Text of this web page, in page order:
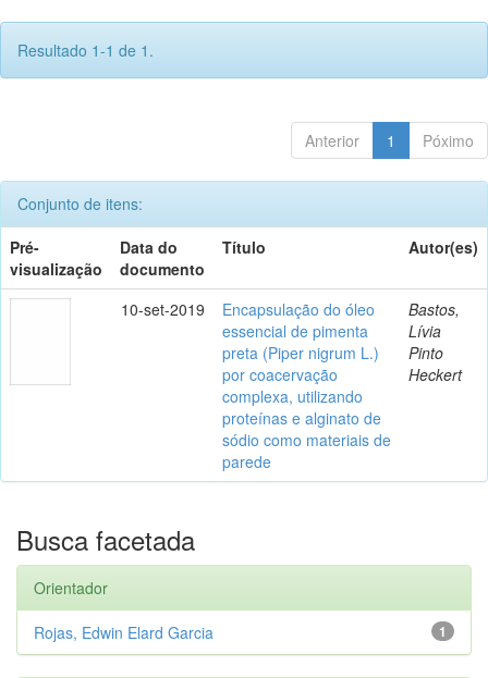
Resultado 1-1 de 1.
Anterior 1 Póximo
Conjunto de itens:
Pré-
visualização
Data do
documento
Título Autor(es)
10-set-2019
Encapsulação do óleo
essencial de pimenta
preta (Piper nigrum L.)
por coacervação
complexa, utilizando
proteínas e alginato de
sódio como materiais de
parede
Bastos,
Lívia
Pinto
Heckert
Busca facetada
Orientador
1
Rojas, Edwin Elard Garcia